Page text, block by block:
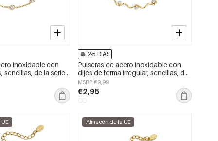
inoxidable con
sencillas, de la serie
para mujer
2-5 DÍAS
Pulseras de acero inoxidable con
dijes de forma irregular, sencillas, de
la serie Simple Daily, joyería para
mujer
MSRP €9,99
€2,95
Almacén de la UE